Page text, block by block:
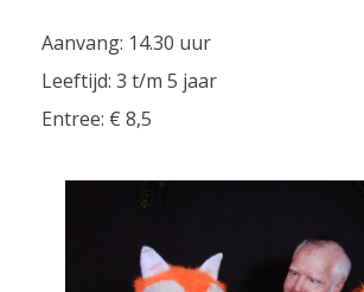
Aanvang: 14.30 uur
Leeftijd: 3 t/m 5 jaar
Entree: € 8,5